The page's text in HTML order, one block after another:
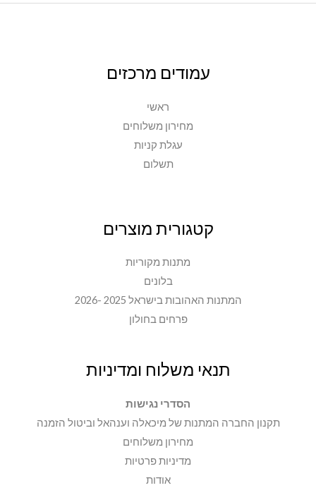
עמודים מרכזים
ראשי
מחירון משלוחים
עגלת קניות
תשלום
קטגורית מוצרים
מתנות מקוריות
בלונים
המתנות האהובות בישראל 2025 -2026
פרחים בחולון
תנאי משלוח ומדיניות
הסדרי נגישות
תקנון החברה המתנות של מיכאלה וענהאל וביטול הזמנה
מחירון משלוחים
מדיניות פרטיות
אודות